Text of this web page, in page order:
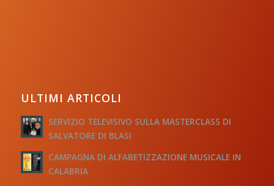
ULTIMI ARTICOLI
SERVIZIO TELEVISIVO SULLA MASTERCLASS DI
SALVATORE DI BLASI
CAMPAGNA DI ALFABETIZZAZIONE MUSICALE IN
CALABRIA